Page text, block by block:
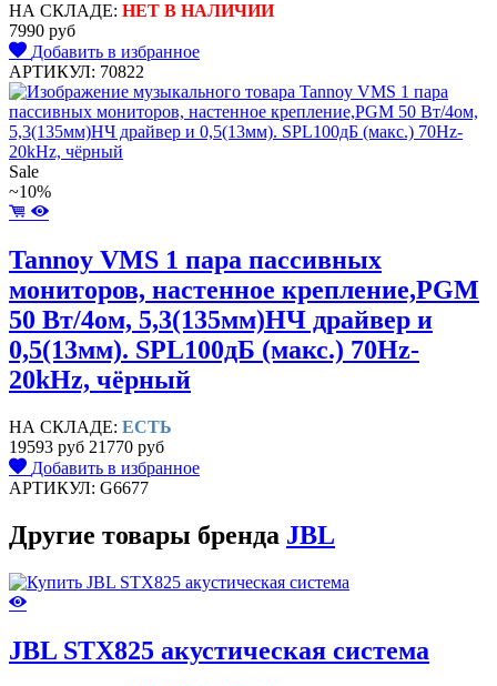
НА СКЛАДЕ: НЕТ В НАЛИЧИИ
7990 руб
Добавить в избранное
АРТИКУЛ: 70822
Sale
~10%
Tannoy VMS 1 пара пассивных
мониторов, настенное крепление,PGM
50 Вт/4ом, 5,3(135мм)НЧ драйвер и
0,5(13мм). SPL100дБ (макс.) 70Hz-
20kHz, чёрный
НА СКЛАДЕ: ЕСТЬ
19593 руб 21770 руб
Добавить в избранное
АРТИКУЛ: G6677
Другие товары бренда JBL
JBL STX825 акустическая система